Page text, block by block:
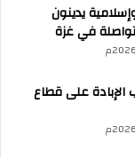
عربية وإسلامية يدينون
في غزة
الإبادة على قطاع